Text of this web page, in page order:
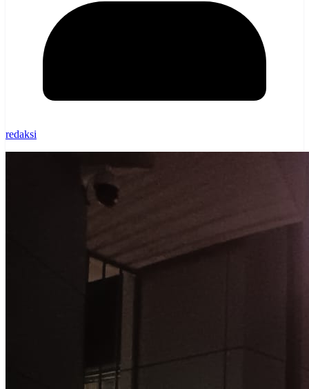
redaksi